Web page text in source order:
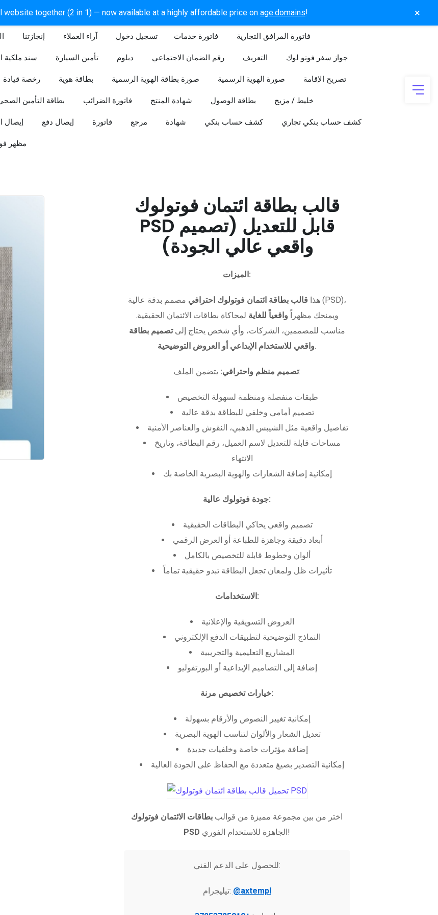
website together (2 in 1) — now available at a highly affordable price on age.domains! ×
إنجازتنا آراء العملاء تسجيل دخول​ فاتورة خدمات فاتورة المرافق التجارية
سند ملكية تأمين السيارة دبلوم رقم الضمان الاجتماعي التعريف جواز سفر فوتو لوك
رخصة قيادة بطاقة هوية صورة بطاقة الهوية الرسمية صورة الهوية الرسمية تصريح الإقامة
بطاقة التأمين فاتورة الضرائب شهادة المنتج بطاقة الوصول خليط / مزيج
إيصال إيصال دفع فاتورة مرجع شهادة كشف حساب بنكي كشف حساب بنكي تجاري
مظهر
قالب بطاقة ائتمان فوتولوك
PSD قابل للتعديل (تصميم
واقعي عالي الجودة)
الميزات:
هذا قالب بطاقة ائتمان فوتولوك احترافي مصمم بدقة عالية (PSD)،
ويمنحك مظهراً واقعياً للغاية لمحاكاة بطاقات الائتمان الحقيقية.
مناسب للمصممين، الشركات، وأي شخص يحتاج إلىتصميم بطاقة
واقعي للاستخدام الإبداعي أو العروض التوضيحية.
تصميم منظم واحترافي:يتضمن الملف:
طبقات منفصلة ومنظمة لسهولة التخصيص
تصميم أمامي وخلفي للبطاقة بدقة عالية
تفاصيل واقعية مثل الشيبس الذهبي، النقوش والعناصر الأمنية
مساحات قابلة للتعديل لاسم العميل، رقم البطاقة، وتاريخ
الانتهاء
إمكانية إضافة الشعارات والهوية البصرية الخاصة بك
جودة فوتولوك عالية:
تصميم واقعي يحاكي البطاقات الحقيقية
أبعاد دقيقة وجاهزة للطباعة أو العرض الرقمي
ألوان وخطوط قابلة للتخصيص بالكامل
تأثيرات ظل ولمعان تجعل البطاقة تبدو حقيقية تماماً
الاستخدامات:
العروض التسويقية والإعلانية
النماذج التوضيحية لتطبيقات الدفع الإلكتروني
المشاريع التعليمية والتجريبية
إضافة إلى التصاميم الإبداعية أو البورتفوليو
خيارات تخصيص مرنة:
إمكانية تغيير النصوص والأرقام بسهولة
تعديل الشعار والألوان لتناسب الهوية البصرية
إضافة مؤثرات خاصة وخلفيات جديدة
إمكانية التصدير بصيغ متعددة مع الحفاظ على الجودة العالية
اختر من بين مجموعة مميزة من قوالب بطاقات الائتمان فوتولوك
PSD
الجاهزة للاستخدام الفوري!
للحصول على الدعم الفني:
تيليجرام: @axtempl